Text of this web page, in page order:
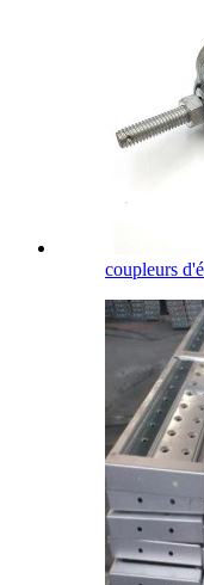
coupleurs